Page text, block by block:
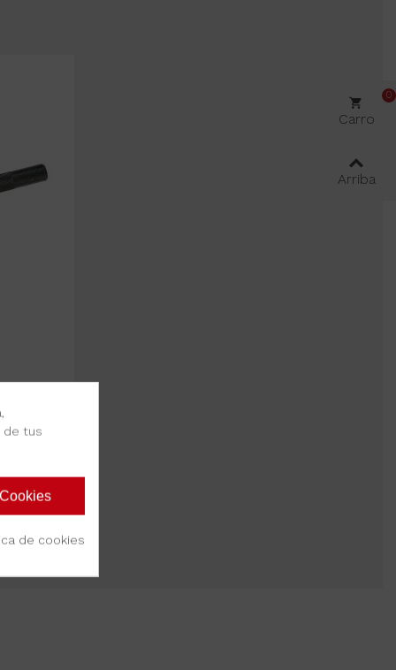
Carro
0
Arriba
de tus
de cookies